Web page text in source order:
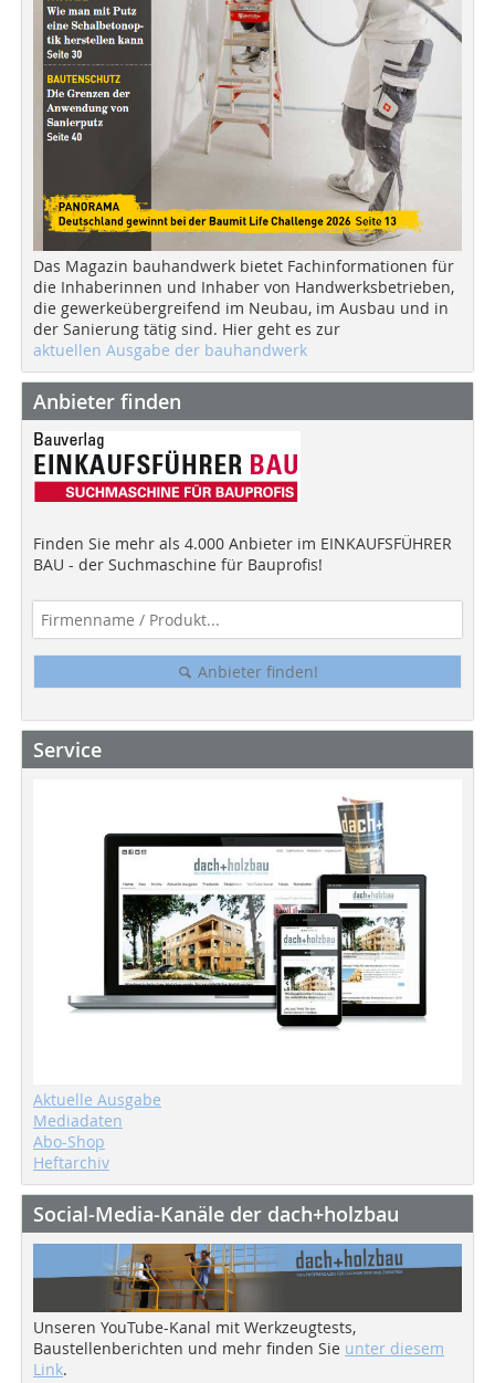
Das Magazin bauhandwerk bietet Fachinformationen für
die Inhaberinnen und Inhaber von Handwerksbetrieben,
die gewerkeübergreifend im Neubau, im Ausbau und in
der Sanierung tätig sind. Hier geht es zur
aktuellen Ausgabe der bauhandwerk
Anbieter finden
Finden Sie mehr als 4.000 Anbieter im EINKAUFSFÜHRER
BAU - der Suchmaschine für Bauprofis!
Anbieter finden!
Service
Aktuelle Ausgabe
Mediadaten
Abo-Shop
Heftarchiv
Social-Media-Kanäle der dach+holzbau
Unseren YouTube-Kanal mit Werkzeugtests,
Baustellenberichten und mehr finden Sie unter diesem
Link.